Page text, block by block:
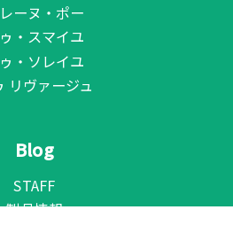
ーヌ・ポー
・スマイユ
・ソレイユ
リヴァージュ
Blog
STAFF
製品情報